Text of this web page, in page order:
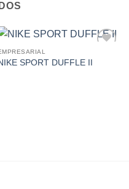
Wishlist
SPORT DUFFLE II